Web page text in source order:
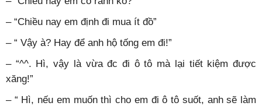
– “Chiều nay em định đi mua ít đồ”
– “ Vậy à? Hay để anh hộ tống em đi!”
– “^^. Hì, vậy là vừa đc đi ô tô mà lại tiết kiệm được
xăng!”
– “ Hì, nếu em muốn thì cho em đi ô tô suốt, anh sẽ làm